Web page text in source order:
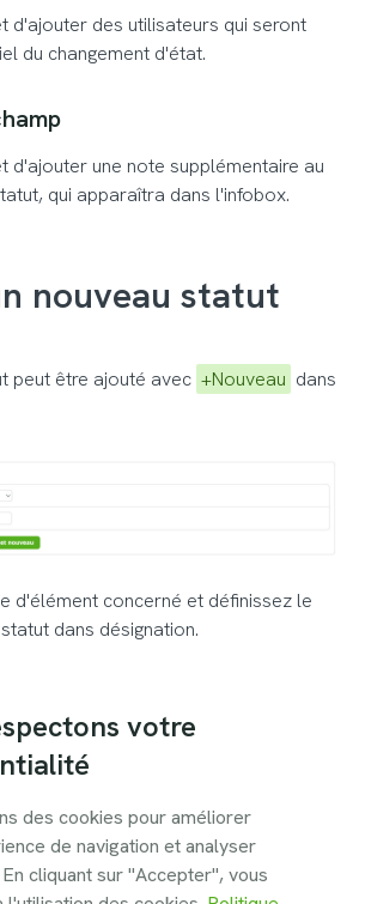
d'ajouter des utilisateurs qui seront
du changement d'état.
d'ajouter une note supplémentaire au
qui apparaîtra dans l'infobox.
nouveau statut
peut être ajouté avec +Nouveau dans
d'élément concerné et définissez le
dans désignation.
de la liste, vous pouvez désigner un
lors de l'ajout d'éléments dans
des statuts peut être défini à l'aide
votre
des cookies pour améliorer
de navigation et analyser
cliquant sur "Accepter", vous